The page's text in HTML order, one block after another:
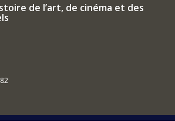
de l’art, de cinéma et des